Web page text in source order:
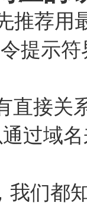
推荐用
提示
直接关
过域
我们都